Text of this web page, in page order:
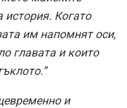
история. Когато
им напомнят оси,
главата и които
и